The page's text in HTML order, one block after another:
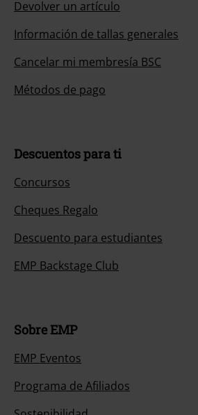
Información de tallas generales
Cancelar mi membresía BSC
Métodos de pago
Descuentos para ti
Concursos
Cheques Regalo
Descuento para estudiantes
EMP Backstage Club
Sobre EMP
EMP Eventos
Programa de Afiliados
Sostenibilidad